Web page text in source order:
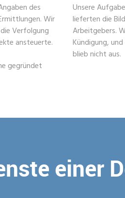
des
Wir
Verfolgung
ansteuerte.
gegründet
Unsere
lieferten die
Arbeitgebers.
Kündigung,
blieb nicht aus.
einer